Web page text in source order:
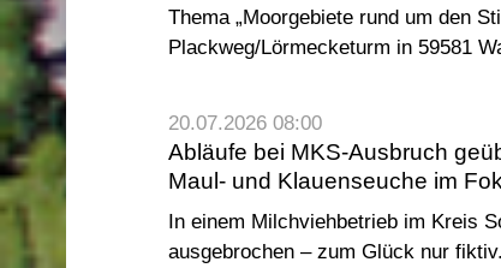
Thema „Moorgebiete rund um den
Plackweg/Lörmecketurm in 59581
20.07.2026 08:00
Abläufe bei MKS-Ausbruch
Maul- und Klauenseuche im
In einem Milchviehbetrieb im Kreis
ausgebrochen – zum Glück nur